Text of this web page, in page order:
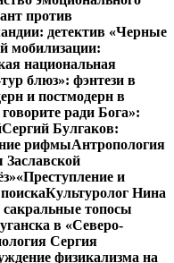
против
детектив «Черные
мобилизации:
национальная
блюз»: фэнтези в
и постмодерн в
ради Бога»:
Сергий Булгаков:
рифмыАнтропология
Заславской
«Преступление и
Культуролог Нина
топосы
в «Северо-
Сергия
физикализма на